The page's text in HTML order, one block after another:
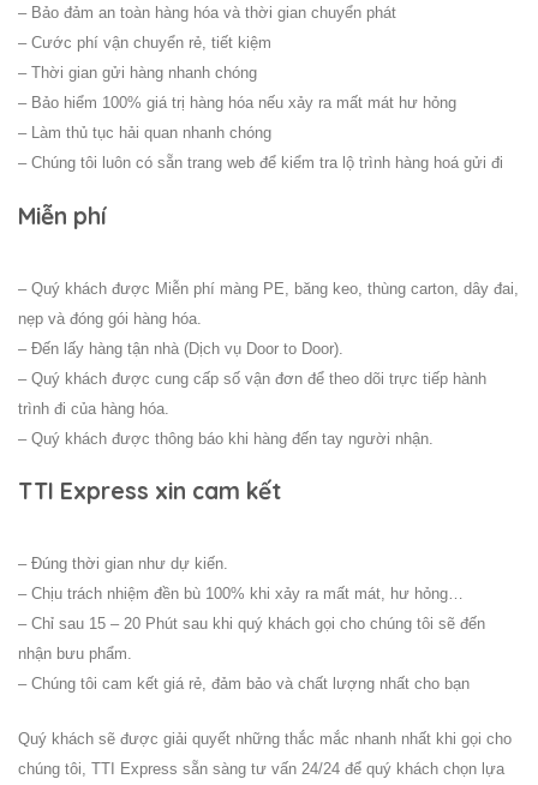
– Bảo đảm an toàn hàng hóa và thời gian chuyển phát
– Cước phí vận chuyển rẻ, tiết kiệm
– Thời gian gửi hàng nhanh chóng
– Bảo hiểm 100% giá trị hàng hóa nếu xảy ra mất mát hư hỏng
– Làm thủ tục hải quan nhanh chóng
– Chúng tôi luôn có sẵn trang web để kiểm tra lộ trình hàng hoá gửi đi
Miễn phí
– Quý khách được Miễn phí màng PE, băng keo, thùng carton, dây đai,
nẹp và đóng gói hàng hóa.
– Đến lấy hàng tận nhà (Dịch vụ Door to Door).
– Quý khách được cung cấp số vận đơn để theo dõi trực tiếp hành
trình đi của hàng hóa.
– Quý khách được thông báo khi hàng đến tay người nhận.
TTI Express xin cam kết
– Đúng thời gian như dự kiến.
– Chịu trách nhiệm đền bù 100% khi xảy ra mất mát, hư hỏng…
– Chỉ sau 15 – 20 Phút sau khi quý khách gọi cho chúng tôi sẽ đến
nhận bưu phẩm.
– Chúng tôi cam kết giá rẻ, đảm bảo và chất lượng nhất cho bạn
Quý khách sẽ được giải quyết những thắc mắc nhanh nhất khi gọi cho
chúng tôi, TTI Express sẵn sàng tư vấn 24/24 để quý khách chọn lựa